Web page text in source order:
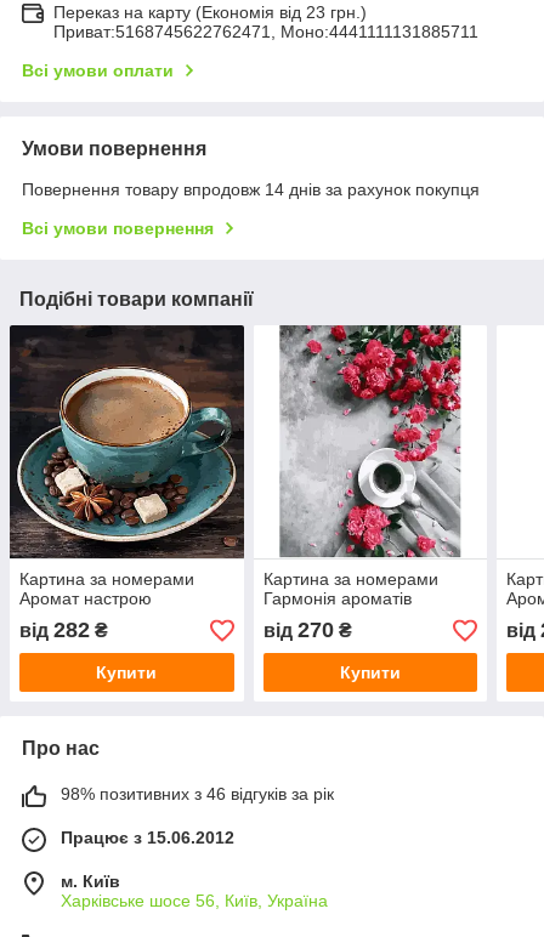
Переказ на карту (Економія від 23 грн.)
Приват:5168745622762471, Моно:4441111131885711
Всі умови оплати
Умови повернення
Повернення товару впродовж 14 днів за рахунок покупця
Всі умови повернення
Подібні товари компанії
Картина за номерами
Аромат настрою
від 282 ₴
Купити
Картина за номерами
Гармонія ароматів
від 270₴
Купити
від
Про нас
98% позитивних з 46 відгуків за рік
Працює з 15.06.2012
м. Київ
Харківське шосе 56, Київ, Україна